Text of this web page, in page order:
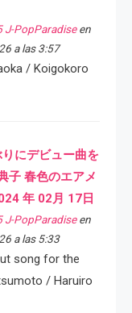
J-PopParadiseen
a las 3:57
/ Koigokoro
りにデビュー曲を
子 春色のエアメ
年 02月 17日
J-PopParadiseen
a las 5:33
song for the
/ Haruiro